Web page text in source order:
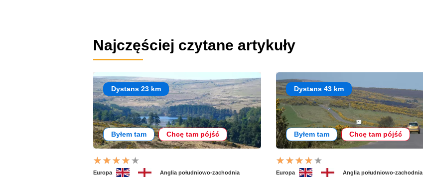
Najczęściej czytane artykuły
Dystans 23 km
Byłem tam Chcę tam pójść
Europa Anglia południowo-zachodnia
Dystans 43 km
Byłem tam Chcę tam pójść
Europa Anglia południowo-zachodnia